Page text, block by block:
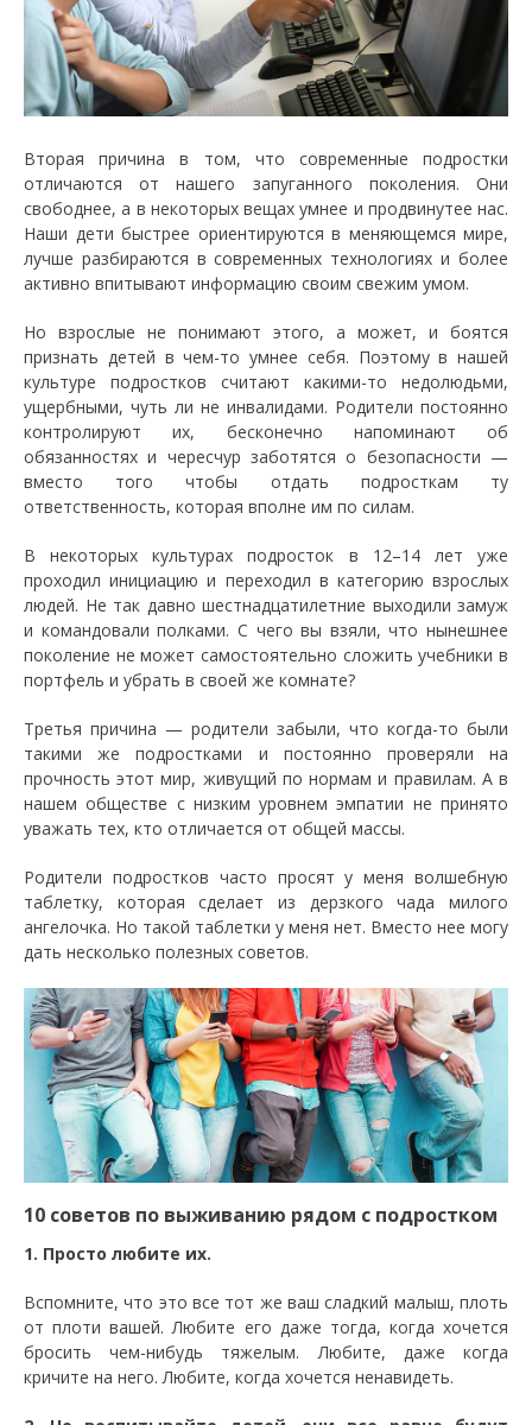
Вторая причина в том, что современные подростки
отличаются от нашего запуганного поколения. Они
свободнее, а в некоторых вещах умнее и продвинутее нас.
Наши дети быстрее ориентируются в меняющемся мире,
лучше разбираются в современных технологиях и более
активно впитывают информацию своим свежим умом.
Но взрослые не понимают этого, а может, и боятся
признать детей в чем-то умнее себя. Поэтому в нашей
культуре подростков считают какими-то недолюдьми,
ущербными, чуть ли не инвалидами. Родители постоянно
контролируют их, бесконечно напоминают об
обязанностях и чересчур заботятся о безопасности —
вместо того чтобы отдать подросткам ту
ответственность, которая вполне им по силам.
В некоторых культурах подросток в 12–14 лет уже
проходил инициацию и переходил в категорию взрослых
людей. Не так давно шестнадцатилетние выходили замуж
и командовали полками. С чего вы взяли, что нынешнее
поколение не может самостоятельно сложить учебники в
портфель и убрать в своей же комнате?
Третья причина — родители забыли, что когда-то были
такими же подростками и постоянно проверяли на
прочность этот мир, живущий по нормам и правилам. А в
нашем обществе с низким уровнем эмпатии не принято
уважать тех, кто отличается от общей массы.
Родители подростков часто просят у меня волшебную
таблетку, которая сделает из дерзкого чада милого
ангелочка. Но такой таблетки у меня нет. Вместо нее могу
дать несколько полезных советов.
10 советов по выживанию рядом с подростком
1. Просто любите их.
Вспомните, что это все тот же ваш сладкий малыш, плоть
от плоти вашей. Любите его даже тогда, когда хочется
бросить чем-нибудь тяжелым. Любите, даже когда
кричите на него. Любите, когда хочется ненавидеть.